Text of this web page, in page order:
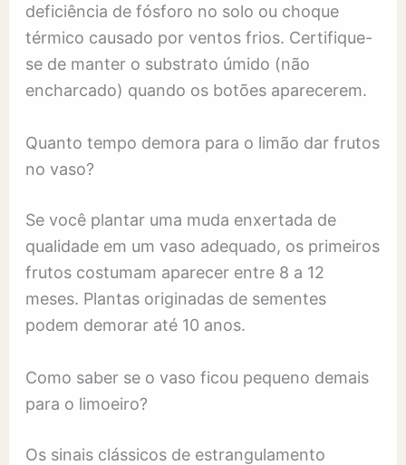
deficiência de fósforo no solo ou choque
térmico causado por ventos frios. Certifique-
se de manter o substrato úmido (não
encharcado) quando os botões aparecerem.
Quanto tempo demora para o limão dar frutos
no vaso?
Se você plantar uma muda enxertada de
qualidade em um vaso adequado, os primeiros
frutos costumam aparecer entre 8 a 12
meses. Plantas originadas de sementes
podem demorar até 10 anos.
Como saber se o vaso ficou pequeno demais
para o limoeiro?
Os sinais clássicos de estrangulamento